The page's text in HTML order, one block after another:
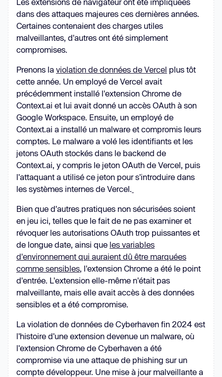
dans des attaques majeures ces dernières années.
Certaines contenaient des charges utiles
malveillantes, d'autres ont été simplement
compromises.
Prenons la violation de données de Vercel plus tôt
cette année. Un employé de Vercel avait
précédemment installé l'extension Chrome de
Context.ai et lui avait donné un accès OAuth à son
Google Workspace. Ensuite, un employé de
Context.ai a installé un malware et compromis leurs
comptes. Le malware a volé les identifiants et les
jetons OAuth stockés dans le backend de
Context.ai, y compris le jeton OAuth de Vercel, puis
l'attaquant a utilisé ce jeton pour s'introduire dans
les systèmes internes de Vercel.
Bien que d'autres pratiques non sécurisées soient
en jeu ici, telles que le fait de ne pas examiner et
révoquer les autorisations OAuth trop puissantes et
de longue date, ainsi que les variables
d'environnement qui auraient dû être marquées
comme sensibles, l'extension Chrome a été le point
d'entrée. L'extension elle-même n'était pas
malveillante, mais elle avait accès à des données
sensibles et a été compromise.
La violation de données de Cyberhaven fin 2024 est
l'histoire d'une extension devenue un malware, où
l'extension Chrome de Cyberhaven a été
compromise via une attaque de phishing sur un
compte développeur. Une mise à jour malveillante a